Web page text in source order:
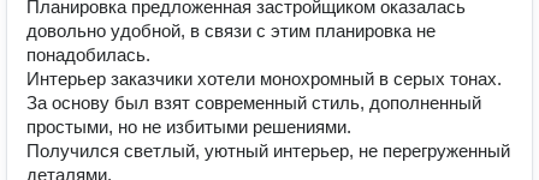
Планировка предложенная застройщиком оказалась
довольно удобной, в связи с этим планировка не
понадобилась.
Интерьер заказчики хотели монохромный в серых тонах.
За основу был взят современный стиль, дополненный
простыми, но не избитыми решениями.
Получился светлый, уютный интерьер, не перегруженный
деталями.